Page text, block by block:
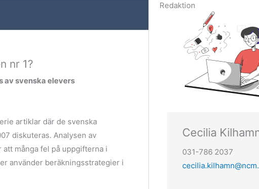
nr 1?
av svenska elevers
artiklar där de svenska
diskuteras. Analysen av
många fel på uppgifterna i
använder beräkningsstrategier i
Redaktion
Cecilia
031-786 2037